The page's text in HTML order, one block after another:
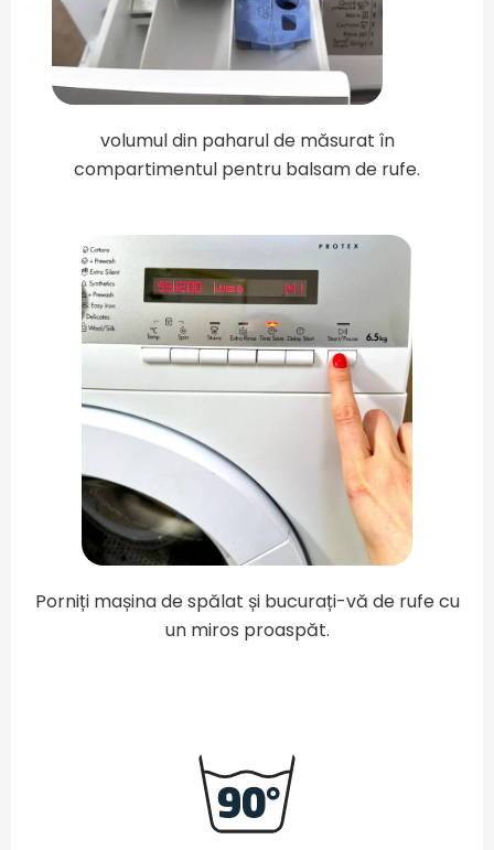
volumul din paharul de măsurat în
compartimentul pentru balsam de rufe.
Porniți mașina de spălat și bucurați-vă de rufe cu
un miros proaspăt.